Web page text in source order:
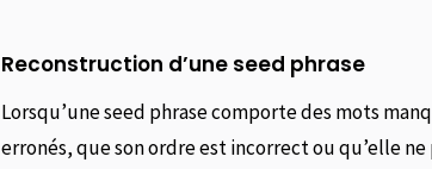
Reconstruction d’une seed phrase
Lorsqu’une seed phrase comporte des mots
erronés, que son ordre est incorrect ou qu’elle ne